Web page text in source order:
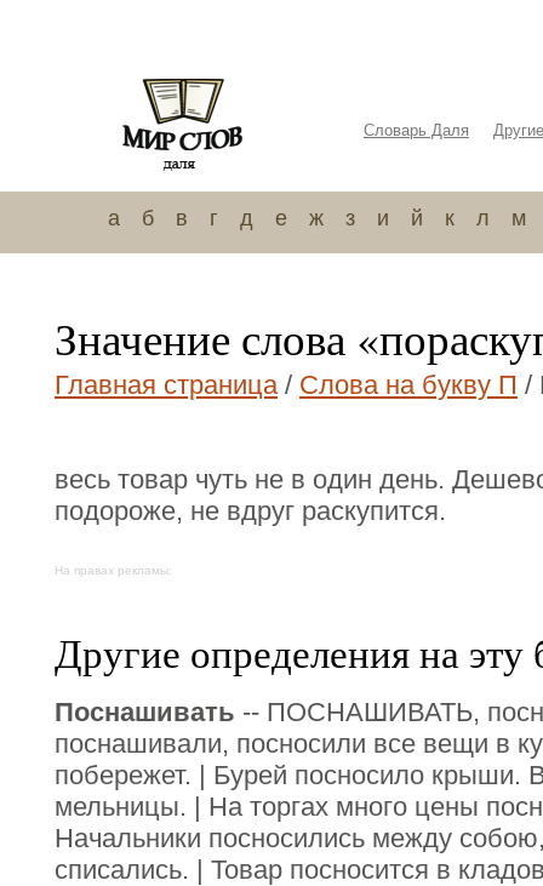
Словарь Даля
а б в г д е ж з и й к л м
Значение слова
Главная страница/ Слова на букву П /
весь товар чуть не в один день.
подороже, не вдруг раскупится.
На правах рекламы:
Другие определения на эту
Поснашивать -- ПОСНАШИВАТЬ,
поснашивали, посносили все вещи в
побережет. | Бурей посносило крыши.
мельницы. | На торгах много цены
Начальники посносились между
списались. | Товар посносится в